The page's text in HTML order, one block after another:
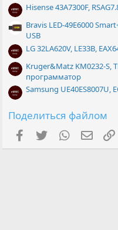
Hisense 43A7300F,
Bravis LED-49E6000
USB
LG 32LA620V, LE33B,
Kruger&Matz KM0232-S,
программатор
Samsung UE40ES8007U,
Поделиться файлом
Facebook
Twitter WhatsApp